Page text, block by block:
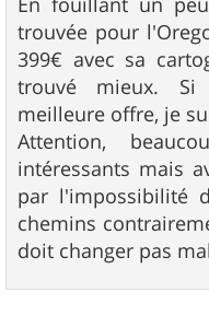
trouvée pour
399€ avec sa
trouvé mieux.
meilleure offre, je
Attention,
intéressants mais
par l'impossibilité
chemins
doit changer pas